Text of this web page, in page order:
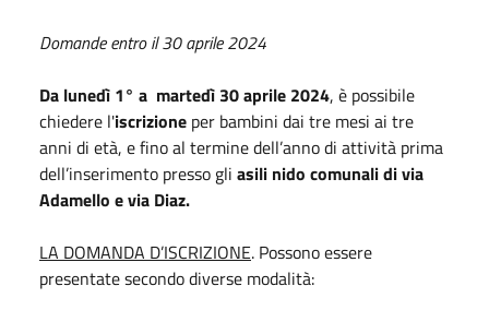
Domande entro il 30 aprile 2024
Da lunedì 1° a martedì 30 aprile 2024, è possibile
chiedere l'iscrizione per bambini dai tre mesi ai tre
anni di età, e fino al termine dell’anno di attività prima
dell’inserimento presso gli asili nido comunali di via
Adamello e via Diaz.
LA DOMANDA D’ISCRIZIONE. Possono essere
presentate secondo diverse modalità: